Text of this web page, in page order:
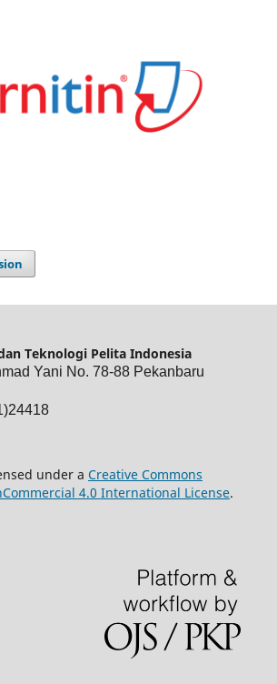
Teknologi Pelita Indonesia
Yani No. 78-88 Pekanbaru
under a Creative Commons
4.0 International License.